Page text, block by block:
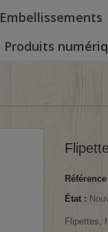
Embellissements
Produits
État :
Flipettes,